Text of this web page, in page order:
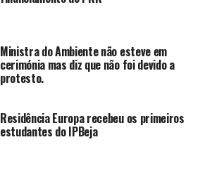
Ministra do Ambiente não esteve em
cerimónia mas diz que não foi devido a
protesto.
Residência Europa recebeu os primeiros
estudantes do IPBeja